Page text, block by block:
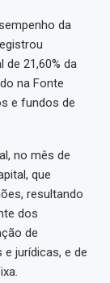
da
21,60% da
na Fonte
e fundos de
no mês de
que
resultando
dos
de
jurídicas, e de